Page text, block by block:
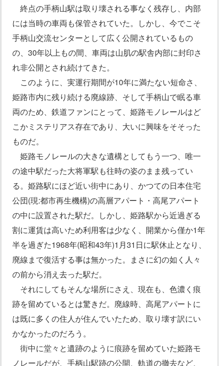
終点の手柄山駅は取り壊される事なく残存し、内部
には当時の車両も保管されていた。しかし、今でこそ
手柄山交流センターとして広く公開されているもの
の、30年以上もの間、車両は山肌の駅舎内部に封印さ
れ非公開とされ続けてきた。
このように、実運行期間が10年に満たない短命さ、
姫路市内に残り続ける廃線跡、そして手柄山で眠る車
両のため、鉄道ファンにとって、姫路モノレールはど
こかミステリアス存在であり、大いに興味をそそった
ものだ。
姫路モノレールの大きな遺構としてもう一つ、唯一
の途中駅だった大将軍駅も往時の姿のまま残ってい
る。姫路駅にほど近い街中にあり、かつての日本住宅
公団(現:都市再生機構)の高層アパート・高尾アパート
の中に設置された駅だ。しかし、姫路駅から近過ぎる
割に運賃は高いため利用客は少なく、開業から僅か1年
半を過ぎた1968年(昭和43年)1月31日に駅休止となり、
廃線まで復活する事は無かった。まさに幻の如く人々
の前から消え去った駅だ。
それにしてもそんな場所にさえ、現在も、色濃く痕
跡を留めているとは驚きだ。廃線時、高尾アパートに
は既に多くの住人が住んでいたため、取り壊す訳にい
かなかったのだろう。
街中に堂々と遺跡のように痕跡を留めていた姫路モ
ノレールだが、手柄山駅跡の公開、軌道の撤去など、